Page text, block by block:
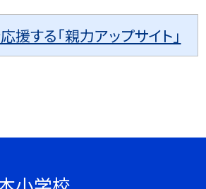
援する「親力アップサイト」